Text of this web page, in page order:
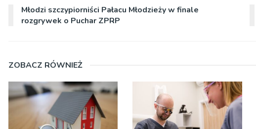
Młodzi szczypiorniści Pałacu Młodzieży w finale
rozgrywek o Puchar ZPRP
ZOBACZ RÓWNIEŻ